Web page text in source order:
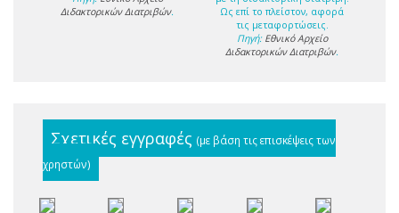
Διδακτορικών Διατριβών.
Ως επί το πλείστον, αφορά
τις μεταφορτώσεις.
Πηγή: Εθνικό Αρχείο
Διδακτορικών Διατριβών.
Σχετικές εγγραφές (με βάση τις επισκέψεις των
χρηστών)